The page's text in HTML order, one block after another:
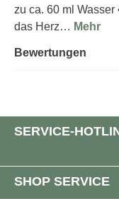
zu ca. 60 ml
das Herz… Mehr
Bewertungen
SERVICE-
SHOP SERVICE